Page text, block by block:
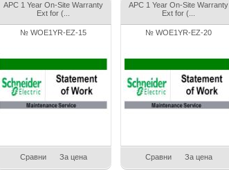
APC 1 Year On-Site Warranty
Ext for (...
№ WOE1YR-EZ-15
Сравни За цена
APC 1 Year On-Site Warranty
Ext for (...
№ WOE1YR-EZ-20
Сравни За цена